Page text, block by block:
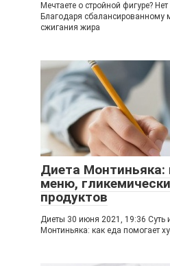
Мечтаете о стройной фигуре?
Благодаря сбалансированному
сжигания жира
Диета Монтиньяка:
меню,
продуктов
Диеты 30 июня 2021, 19:36 Суть
Монтиньяка: как еда помогает